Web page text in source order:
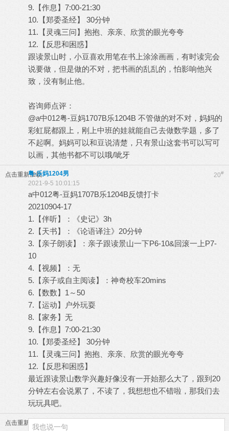
9.【作息】7:00-21:30
10.【郑委圣经】 30分钟
11.【灵魂三问】抱抱、亲亲、欣赏的眼光夸夸
12.【反思和困惑】
跟读景山时，小豆喜欢用笔在书上涂涂画画，有时读完会
说要做，但是做的不对，把书画的乱乱的，怕影响他兴
致，没有制止他。
咨询师点评：
@a中012粤-豆妈1707B乐1204B 不管做的对不对，妈妈的
彩虹屁都跟上，刚上中班的娃就能自己去做数学题，多了
不起啊。妈妈可以和豆说清楚，只有景山这套书可以写可
以画，其他书都不可以哦/呲牙
点击重新加载 20#
粤-乐妈1204男
2021-9-5 10:01:15
a中012粤-豆妈1707B乐1204B反馈打卡
20210904-17
1.【伴听】：《史记》3h
2.【天书】：《论语译注》20分钟
3.【亲子朗读】：亲子跟读景山一下P6-10&回滚一上P7-
10
4.【视频】：无
5.【亲子或自主阅读】：神奇校车20mins
6.【数数】1～50
7.【运动】户外玩耍
8.【家务】无
9.【作息】7:00-21:30
10.【郑委圣经】 30分钟
11.【灵魂三问】抱抱、亲亲、欣赏的眼光夸夸
12.【反思和困惑】
最近跟读景山数学兴趣好像没有一开始那么大了，跟到20
分钟左右会说累了，不读了，我想想也不错啦，那我们去
玩玩具吧。
点击重新加载